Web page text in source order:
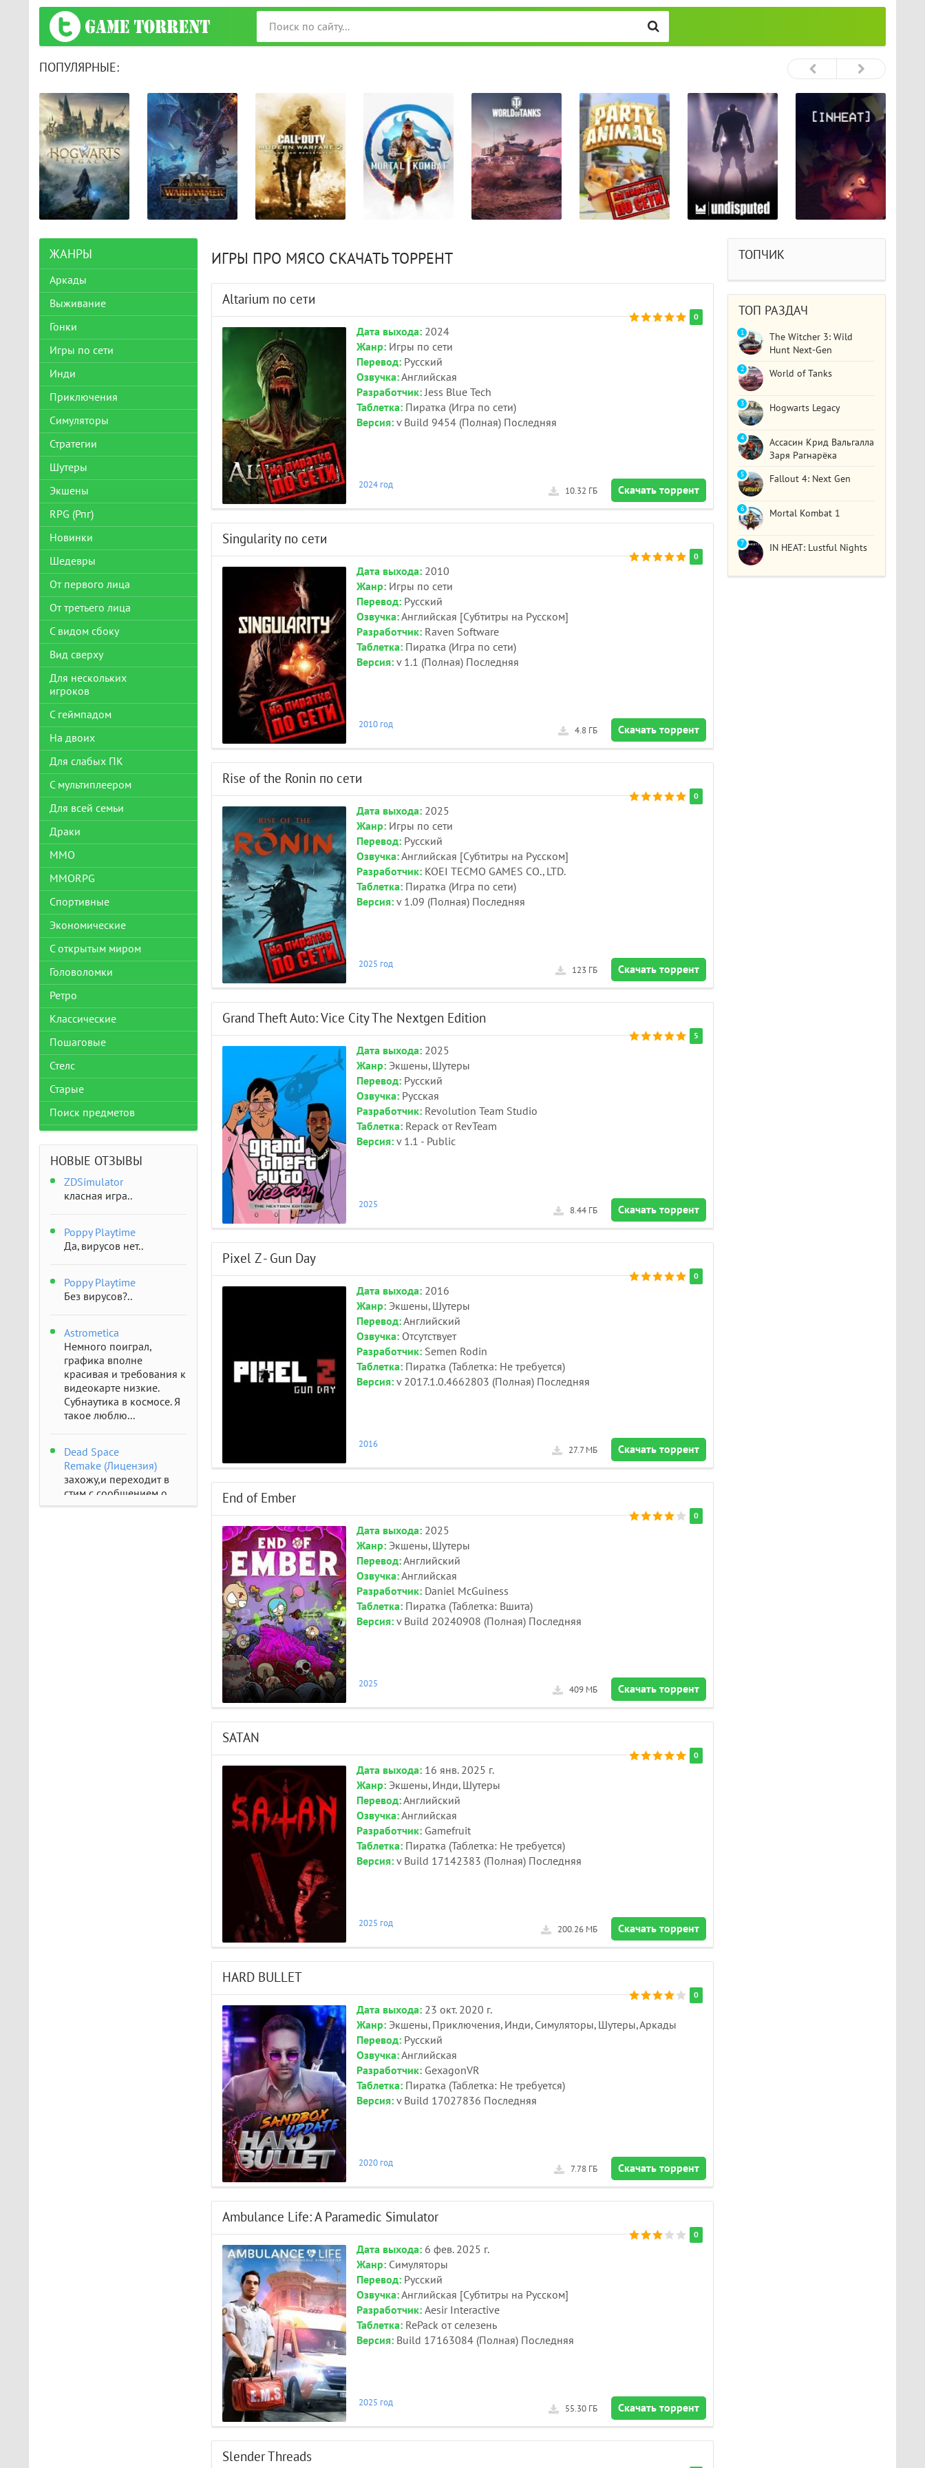
ПОПУЛЯРНЫЕ:
ИГРЫ ПРО МЯСО СКАЧАТЬ ТОРРЕНТ
Altarium по сети
0
Дата выхода:2024
Жанр:Игры по сети
Перевод:Русский
Озвучка:Английская
Разработчик:Jess Blue Tech
Таблетка:Пиратка (Игра по сети)
Версия:v Build 9454 (Полная) Последняя
Скачать торрент
10.32 ГБ
2024 год
Singularity по сети
0
Дата выхода:2010
Жанр:Игры по сети
Перевод:Русский
Озвучка:Английская [Субтитры на Русском]
Разработчик:Raven Software
Таблетка:Пиратка (Игра по сети)
Версия:v 1.1 (Полная) Последняя
Скачать торрент
4.8 ГБ
2010 год
Rise of the Ronin по сети
0
Дата выхода:2025
Жанр:Игры по сети
Перевод:Русский
Озвучка:Английская [Субтитры на Русском]
Разработчик:KOEI TECMO GAMES CO., LTD.
Таблетка:Пиратка (Игра по сети)
Версия:v 1.09 (Полная) Последняя
Скачать торрент
123 ГБ
2025 год
Grand Theft Auto: Vice City The Nextgen Edition
5
Дата выхода:2025
Жанр:Экшены, Шутеры
Перевод:Русский
Озвучка:Русская
Разработчик:Revolution Team Studio
Таблетка:Repack от RevTeam
Версия:v 1.1 - Public
Скачать торрент
8.44 ГБ
2025
Pixel Z - Gun Day
0
Дата выхода:2016
Жанр:Экшены, Шутеры
Перевод:Английский
Озвучка:Отсутствует
Разработчик:Semen Rodin
Таблетка:Пиратка (Таблетка: Не требуется)
Версия:v 2017.1.0.4662803 (Полная) Последняя
Скачать торрент
27.7 МБ
2016
End of Ember
0
Дата выхода:2025
Жанр:Экшены, Шутеры
Перевод:Английский
Озвучка:Английская
Разработчик:Daniel McGuiness
Таблетка:Пиратка (Таблетка: Вшита)
Версия:v Build 20240908 (Полная) Последняя
Скачать торрент
409 МБ
2025
SATAN
0
Дата выхода:16 янв. 2025 г.
Жанр:Экшены, Инди, Шутеры
Перевод:Английский
Озвучка:Английская
Разработчик:Gamefruit
Таблетка:Пиратка (Таблетка: Не требуется)
Версия:v Build 17142383 (Полная) Последняя
Скачать торрент
200.26 МБ
2025 год
HARD BULLET
0
Дата выхода:23 окт. 2020 г.
Жанр:Экшены, Приключения, Инди, Симуляторы, Шутеры, Аркады
Перевод:Русский
Озвучка:Английская
Разработчик:GexagonVR
Таблетка:Пиратка (Таблетка: Не требуется)
Версия:v Build 17027836 Последняя
Скачать торрент
7.78 ГБ
2020 год
Ambulance Life: A Paramedic Simulator
0
Дата выхода:6 фев. 2025 г.
Жанр:Симуляторы
Перевод:Русский
Озвучка:Английская [Субтитры на Русском]
Разработчик:Aesir Interactive
Таблетка:RePack от селезень
Версия:Build 17163084 (Полная) Последняя
Скачать торрент
55.30 ГБ
2025 год
Slender Threads
ЖАНРЫ
Аркады
Выживание
Гонки
Игры по сети
Инди
Приключения
Симуляторы
Стратегии
Шутеры
Экшены
RPG (Рпг)
Новинки
Шедевры
От первого лица
От третьего лица
С видом сбоку
Вид сверху
Для нескольких
игроков
С геймпадом
На двоих
Для слабых ПК
С мультиплеером
Для всей семьи
Драки
ММО
MMORPG
Спортивные
Экономические
С открытым миром
Головоломки
Ретро
Классические
Пошаговые
Стелс
Старые
Поиск предметов
НОВЫЕ ОТЗЫВЫ
ZDSimulator
класная игра..
Poppy Playtime
Да, вирусов нет..
Poppy Playtime
Без вирусов?..
Astrometica
Немного поиграл,
графика вполне
красивая и требования к
видеокарте низкие.
Субнаутика в космосе. Я
такое люблю...
Dead Space
Remake (Лицензия)
захожу,и переходит в
стим с сообщением о
отсутствии..
ТОПЧИК
ТОП РАЗДАЧ
The Witcher 3: Wild
Hunt Next-Gen
1
World of Tanks
2
Hogwarts Legacy
3
Ассасин Крид Вальгалла
Заря Рагнарёка
4
Fallout 4: Next Gen
5
Mortal Kombat 1
6
IN HEAT: Lustful Nights
7